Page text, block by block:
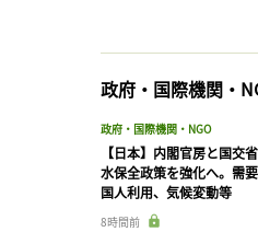
政府・国際機関・
政府・国際機関・NGO
【日本】内閣官房と国交
水保全政策を強化へ。需
国人利用、気候変動等
8時間前